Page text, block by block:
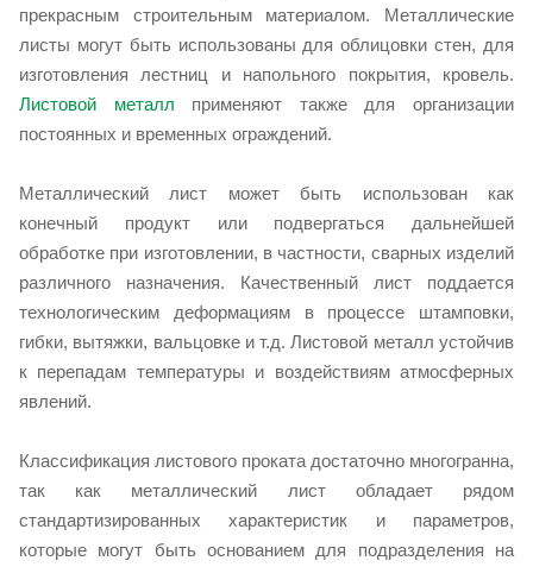
прекрасным строительным материалом. Металлические
листы могут быть использованы для облицовки стен, для
изготовления лестниц и напольного покрытия, кровель.
Листовой металл применяют также для организации
постоянных и временных ограждений.
Металлический лист может быть использован как
конечный продукт или подвергаться дальнейшей
обработке при изготовлении, в частности, сварных изделий
различного назначения. Качественный лист поддается
технологическим деформациям в процессе штамповки,
гибки, вытяжки, вальцовке и т.д. Листовой металл устойчив
к перепадам температуры и воздействиям атмосферных
явлений.
Классификация листового проката достаточно многогранна,
так как металлический лист обладает рядом
стандартизированных характеристик и параметров,
которые могут быть основанием для подразделения на